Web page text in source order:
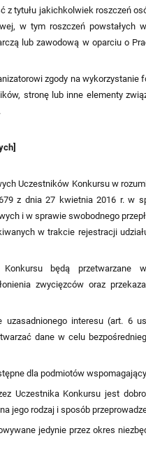
z tytułu jakichkolwiek roszczeń
w tym roszczeń powstałych
lub zawodową w oparciu o
zgody na wykorzystanie
stronę lub inne elementy
Uczestników Konkursu w
z dnia 27 kwietnia 2016 r. w
i w sprawie swobodnego
w trakcie rejestracji
Konkursu będą przetwarzane
zwycięzców oraz
uzasadnionego interesu (art.
dane w celu
dla podmiotów
Uczestnika Konkursu jest
jego rodzaj i sposób
jedynie przez okres